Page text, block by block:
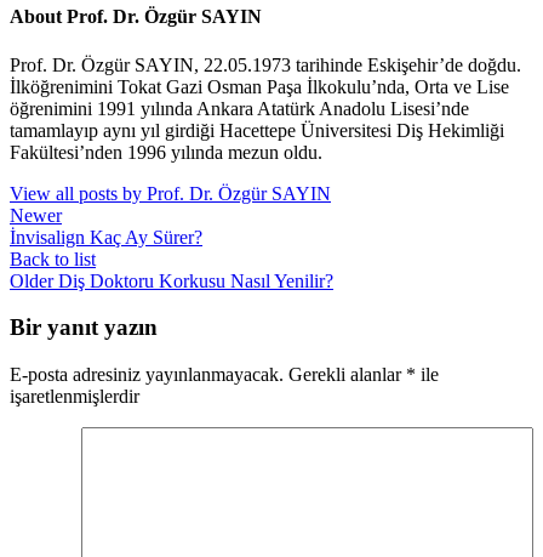
About Prof. Dr. Özgür SAYIN
Prof. Dr. Özgür SAYIN, 22.05.1973 tarihinde Eskişehir’de doğdu.
İlköğrenimini Tokat Gazi Osman Paşa İlkokulu’nda, Orta ve Lise
öğrenimini 1991 yılında Ankara Atatürk Anadolu Lisesi’nde
tamamlayıp aynı yıl girdiği Hacettepe Üniversitesi Diş Hekimliği
Fakültesi’nden 1996 yılında mezun oldu.
View all posts by Prof. Dr. Özgür SAYIN
Newer
İnvisalign Kaç Ay Sürer?
Back to list
Older Diş Doktoru Korkusu Nasıl Yenilir?
Bir yanıt yazın
E-posta adresiniz yayınlanmayacak. Gerekli alanlar * ile
işaretlenmişlerdir